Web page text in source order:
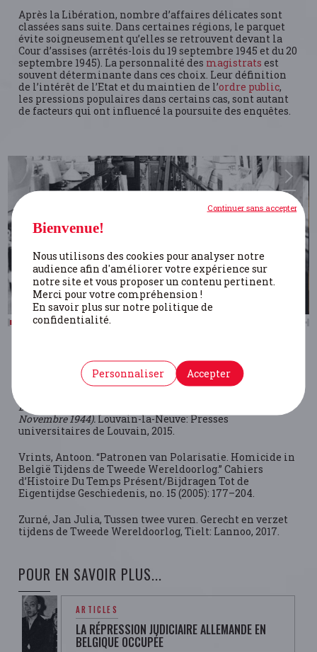
Après la Libération, nombre d’affaires délicates sont
classées sans suite. Dans certaines régions, le parquet
évite soigneusement qu’elles se retrouvent devant la
Cour d’assises (arrêtés-lois du 19 septembre 1945 et du 20
septembre 1945). La personnalité des magistrats est
souvent déterminante dans ces choix. Leur définition
de l’intérêt de l’Etat et du maintien de l’ordre public,
les pressions populaires dans certains cas, sont autant
de facteurs qui ont influencé la poursuite des enquêtes.
Thiry, Amandine. “Le Tribut Des Temps Troubles”.
Dans l’arrondissement Judiciaire de Mons (Avril 1943-
Novembre 1944).Louvain-la-Neuve: Presses
universitaires de Louvain, 2015.
Vrints, Antoon. “Patronen van Polarisatie. Homicide in
België Tijdens de Tweede Wereldoorlog.” Cahiers
d’Histoire Du Temps Présent/Bijdragen Tot de
Eigentijdse Geschiedenis, no. 15 (2005): 177–204.
Zurné, Jan Julia, Tussen twee vuren. Gerecht en verzet
tijdens de Tweede Wereldoorlog, Tielt: Lannoo, 2017.
POUR EN SAVOIR PLUS...
ARTICLES
LA RÉPRESSION JUDICIAIRE ALLEMANDE EN
BELGIQUE OCCUPÉE
Bienvenue!
Nous utilisons des cookies pour analyser notre
audience afin d'améliorer votre expérience sur
notre site et vous proposer un contenu pertinent.
Merci pour votre compréhension !
En savoir plus sur notre politique de
confidentialité.
Personnaliser Accepter
Continuer sans accepter